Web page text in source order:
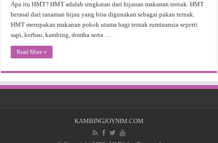
Apa itu HMT? HMT adalah singkatan dari hijauan makanan ternak. HMT
berasal dari tanaman hijau yang bisa digunakan sebagai pakan ternak.
HMT merupakan makanan pokok utama bagi ternak ruminansia seperti
sapi, kerbau, kambing, domba serta …
Read More »
KAMBINGJOYNIM.COM